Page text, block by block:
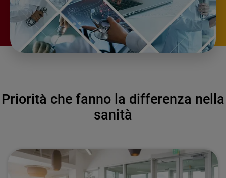
Priorità che fanno la differenza nella
sanità